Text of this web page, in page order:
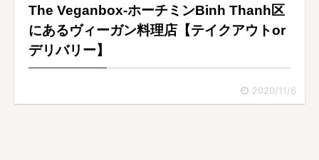
The Veganbox-ホーチミンBinh Thanh区
にあるヴィーガン料理店【テイクアウトor
デリバリー】
2020/11/6